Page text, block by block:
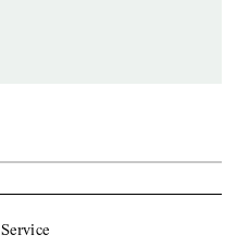
Service